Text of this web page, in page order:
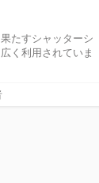
たすシャッターシ
く利用されていま